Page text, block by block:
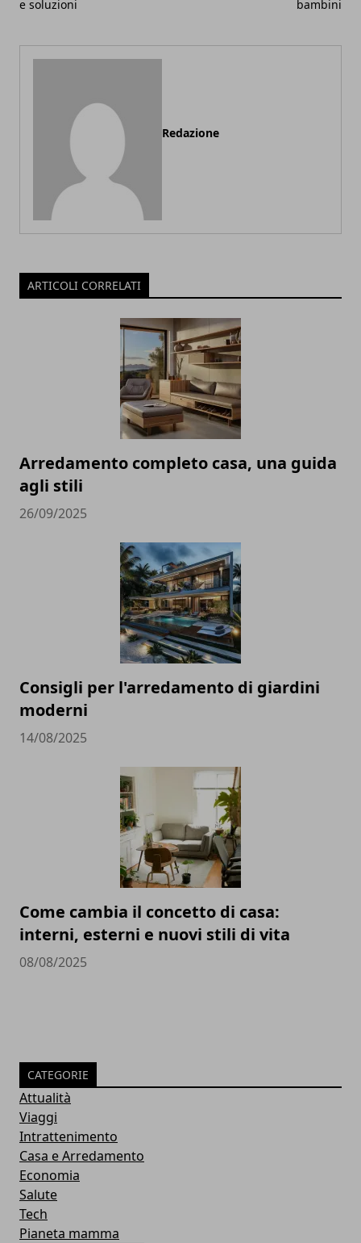
e soluzioni
bambini
Redazione
ARTICOLI CORRELATI
Arredamento completo casa, una guida
agli stili
26/09/2025
Consigli per l'arredamento di giardini
moderni
14/08/2025
Come cambia il concetto di casa:
interni, esterni e nuovi stili di vita
08/08/2025
CATEGORIE
Attualità
Viaggi
Intrattenimento
Casa e Arredamento
Economia
Salute
Tech
Pianeta mamma